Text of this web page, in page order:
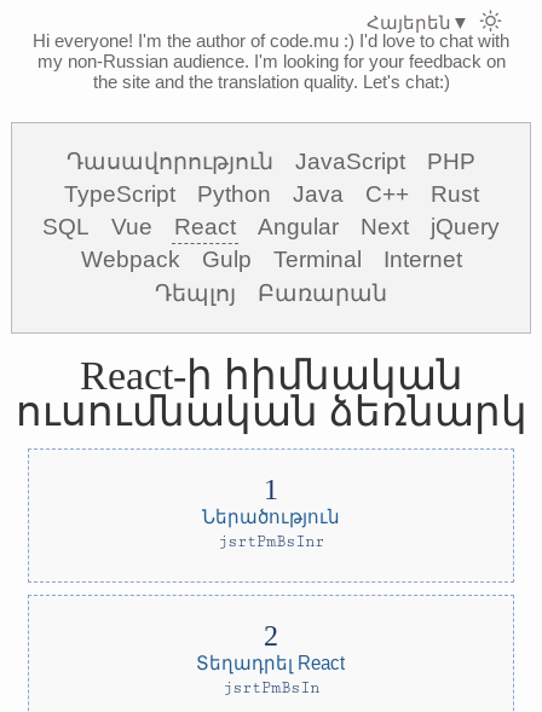
Hi everyone! I'm the author of code.mu :) I'd love to chat with
my non-Russian audience. I'm looking for your feedback on
the site and the translation quality. Let's chat:)
Դասավորություն JavaScript
PHP
TypeScript
Python Java C++
Rust
SQL
Vue React Angular Next
jQuery
Webpack
Gulp Terminal
Internet
Դեպլոյ
Բառարան
React-ի հիմնական
ուսումնական ձեռնարկ
Ներածություն
jsrtPmBsInr
Տեղադրել React
jsrtPmBsIn
Հայերեն ▼